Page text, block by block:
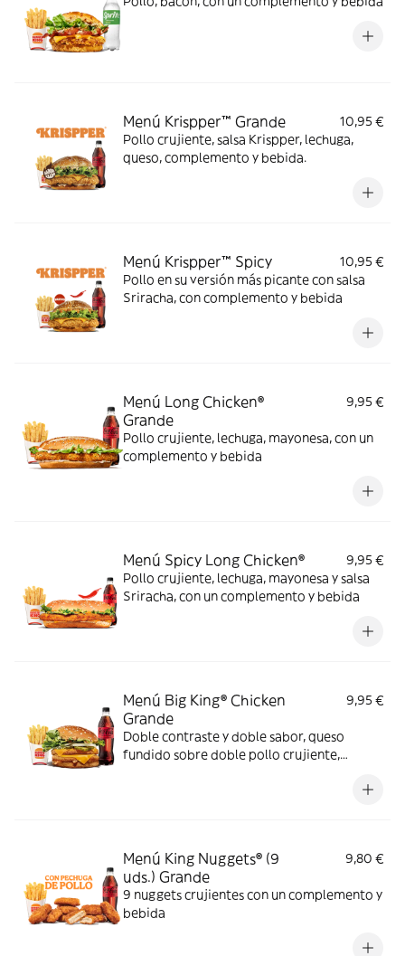
Menú Krispper™ Grande
10,95 €
Pollo crujiente, salsa Krispper, lechuga,
queso, complemento y bebida.
Menú Krispper™ Spicy
10,95 €
Pollo en su versión más picante con salsa
Sriracha, con complemento y bebida
Menú Long Chicken®
Grande
9,95 €
Pollo crujiente, lechuga, mayonesa, con un
complemento y bebida
Menú Spicy Long Chicken®
9,95 €
Pollo crujiente, lechuga, mayonesa y salsa
Sriracha, con un complemento y bebida
Menú Big King® Chicken
Grande
9,95 €
Doble contraste y doble sabor, queso
fundido sobre doble pollo crujiente,
exquisita salsa Big King entre dos panes de
Menú King Nuggets® (9
uds.) Grande
9,80 €
9 nuggets crujientes con un complemento y
bebida